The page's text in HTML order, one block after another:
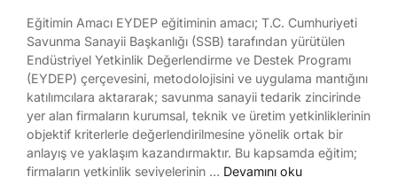
Eğitimin Amacı EYDEP eğitiminin amacı; T.C. Cumhuriyeti
Savunma Sanayii Başkanlığı (SSB) tarafından yürütülen
Endüstriyel Yetkinlik Değerlendirme ve Destek Programı
(EYDEP) çerçevesini, metodolojisini ve uygulama mantığını
katılımcılara aktararak; savunma sanayii tedarik zincirinde
yer alan firmaların kurumsal, teknik ve üretim yetkinliklerinin
objektif kriterlerle değerlendirilmesine yönelik ortak bir
anlayış ve yaklaşım kazandırmaktır. Bu kapsamda eğitim;
firmaların yetkinlik seviyelerinin … Devamını oku